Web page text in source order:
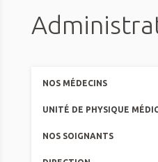
NOS MÉDECINS
UNITÉ DE PHYSIQUE
NOS SOIGNANTS